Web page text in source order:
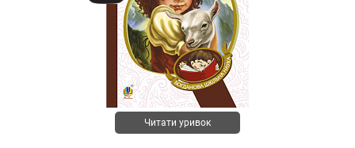
Читати уривок